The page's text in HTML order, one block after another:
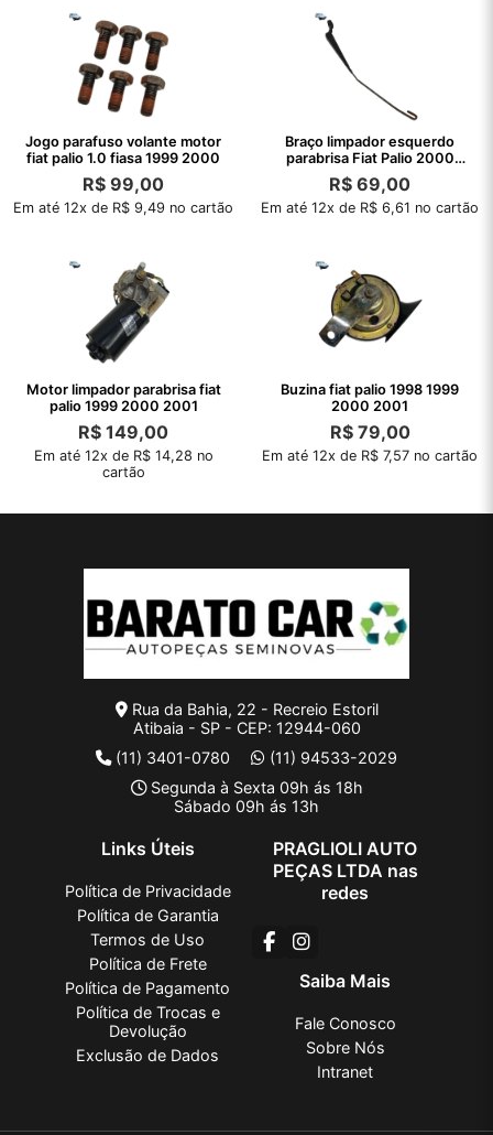
Jogo parafuso volante motor
fiat palio 1.0 fiasa 1999 2000
R$ 99,00
Em até 12x de R$ 9,49 no cartão
Braço limpador esquerdo
parabrisa Fiat Palio 2000
1999 1998
R$ 69,00
Em até 12x de R$ 6,61 no cartão
Motor limpador parabrisa fiat
palio 1999 2000 2001
R$ 149,00
Em até 12x de R$ 14,28 no
cartão
Buzina fiat palio 1998 1999
2000 2001
R$79,00
Em até 12x de R$ 7,57 no cartão
Rua da Bahia, 22 - Recreio Estoril
Atibaia - SP - CEP: 12944-060
(11) 3401-0780
(11) 94533-2029
Segunda à Sexta 09h ás 18h
Sábado 09h ás 13h
Links Úteis
Política de Privacidade
Política de Garantia
Termos de Uso
Política de Frete
Política de Pagamento
Política de Trocas e
Devolução
Exclusão de Dados
PRAGLIOLI AUTO
PEÇAS LTDA nas
redes
Saiba Mais
Fale Conosco
Sobre Nós
Intranet